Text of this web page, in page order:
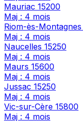
Mauriac 15200
Maj : 4 mois
Riom-ès-Montagnes
Maj : 4 mois
Naucelles 15250
Maj : 4 mois
Maurs 15600
Maj : 4 mois
Jussac 15250
Maj : 4 mois
Vic-sur-Cère 15800
Maj : 4 mois